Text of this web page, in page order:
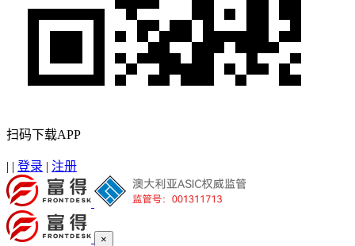
扫码下载APP
| | 登录 | 注册
×